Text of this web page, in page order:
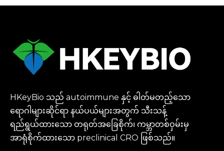
HKeyBio သည် autoimmune နှင့် ဓါတ်မတည့်သော
ရောဂါများဆိုင်ရာ နယ်ပယ်များအတွက် သီးသန့်
ရည်ရွယ်ထားသော တရုတ်အခြေစိုက်၊ ကမ္ဘာတစ်ဝှမ်းမှ
အာရုံစိုက်ထားသော preclinical CRO ဖြစ်သည်။